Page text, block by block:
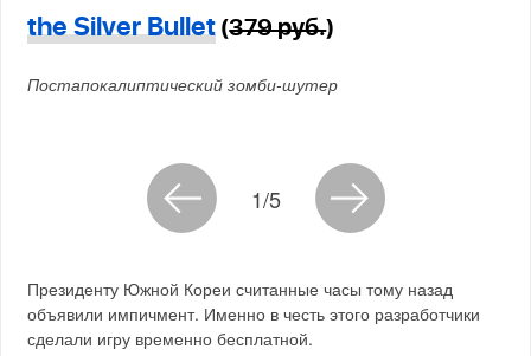
the Silver Bullet (379 руб.)
Постапокалиптический зомби-шутер
1/5
Президенту Южной Кореи считанные часы тому назад
объявили импичмент. Именно в честь этого разработчики
сделали игру временно бесплатной.